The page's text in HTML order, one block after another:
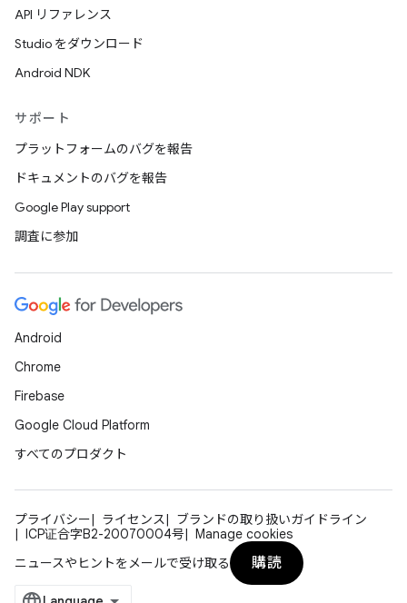
API リファレンス
Studio をダウンロード
Android NDK
サポート
プラットフォームのバグを報告
ドキュメントのバグを報告
Google Play support
調査に参加
Android
Chrome
Firebase
Google Cloud Platform
すべてのプロダクト
プライバシー ライセンス
ブランドの取り扱いガイドライン
ICP证合字B2-20070004号
Manage cookies
ニュースやヒントをメールで受け取る
購読